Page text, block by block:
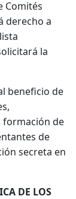
Comités
derecho a
la
beneficio de
formación de
de
secreta en
DE LOS